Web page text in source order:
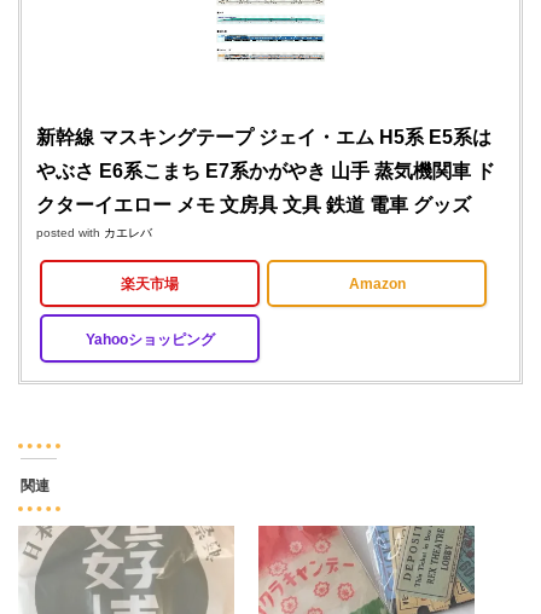
新幹線 マスキングテープ ジェイ・エム H5系 E5系は
やぶさ E6系こまち E7系かがやき 山手 蒸気機関車 ド
クターイエロー メモ 文房具 文具 鉄道 電車 グッズ
posted with カエレバ
楽天市場 Amazon
Yahooショッピング
関連